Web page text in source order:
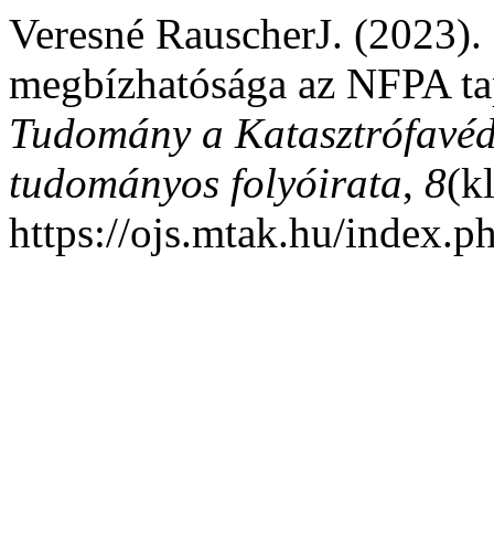
Veresné RauscherJ.
megbízhatósága az NFPA
Tudomány a
tudományos folyóirata, 8
https://ojs.mtak.hu/